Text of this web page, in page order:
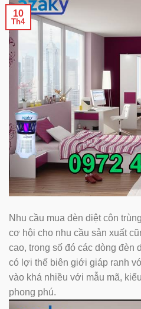
10
Th4
Nhu cầu mua đèn diệt côn
cơ hội cho nhu cầu sản xuất
cao, trong số đó các dòng đèn
có lợi thế biên giới giáp ranh
vào khá nhiều với mẫu mã,
phong phú.